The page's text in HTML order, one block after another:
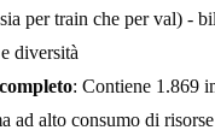
per train che per val) -
diversità
: Contiene 1.869
ad alto consumo di risorse